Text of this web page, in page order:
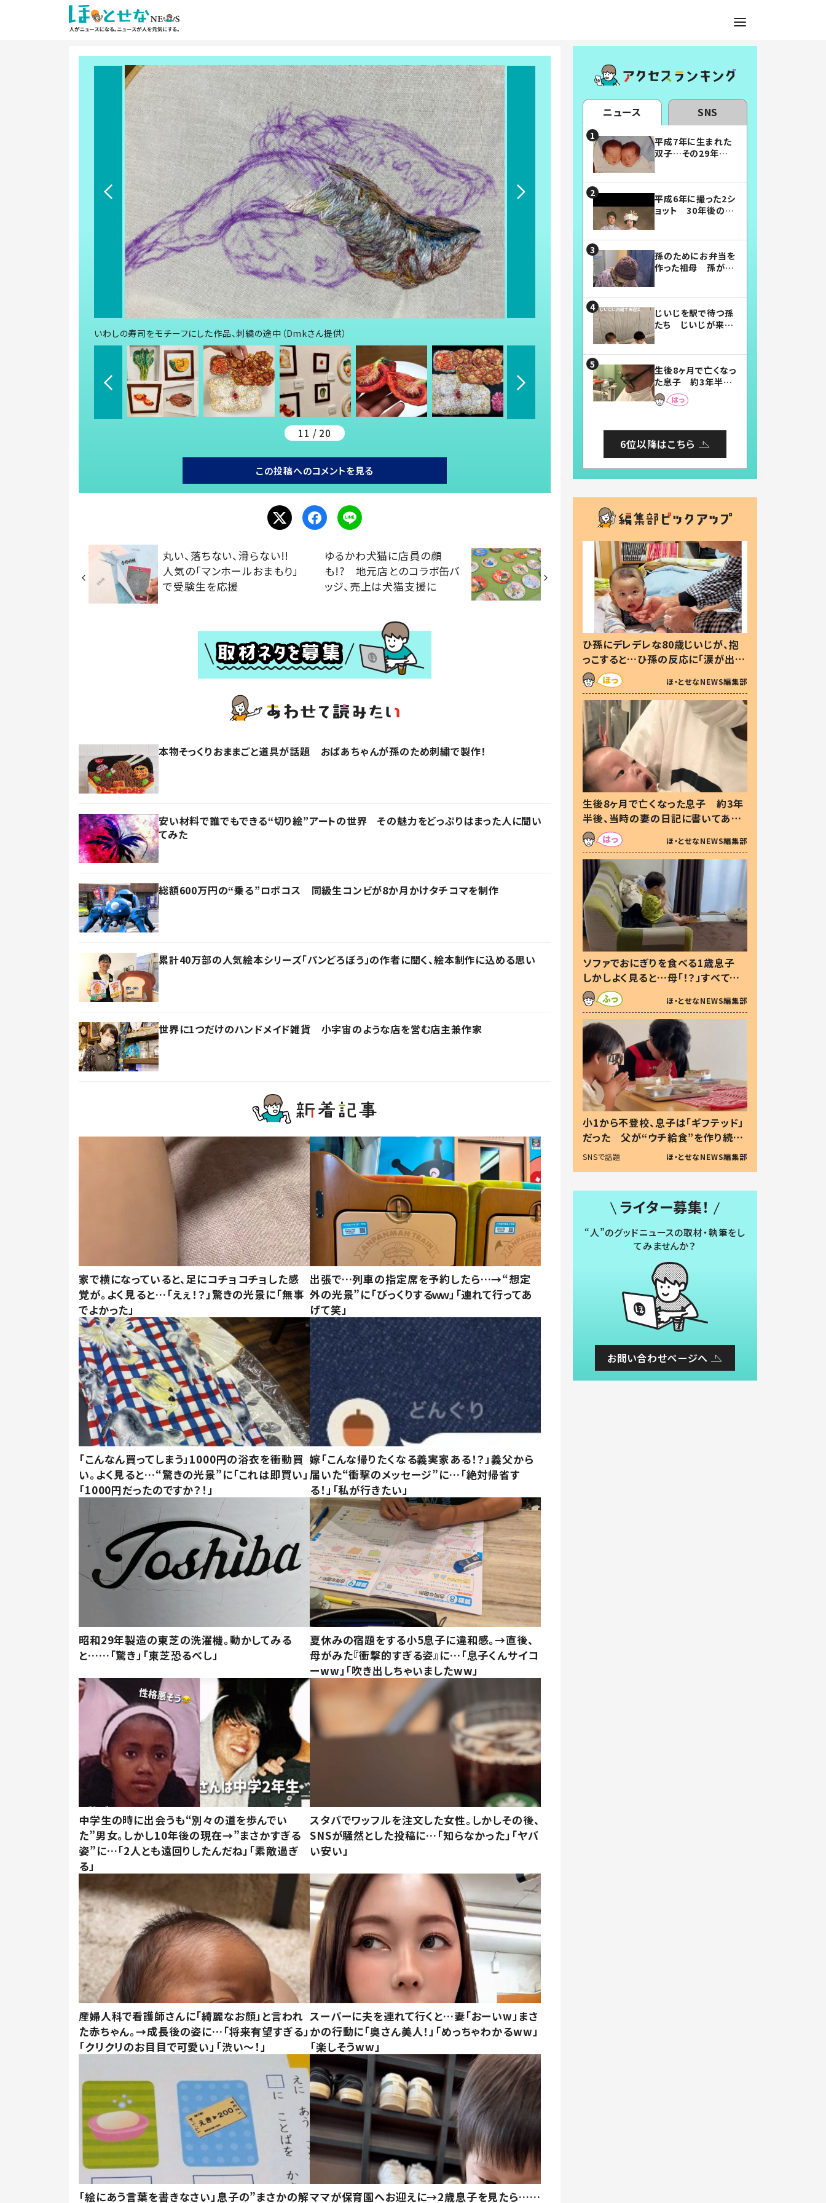
いわしの寿司をモチーフにした作品、刺繍の途中（Dmkさん提供）
11 / 20
この投稿へのコメントを見る
丸い、落ちない、滑らない!!
人気の「マンホールおまもり」
で受験生を応援
ゆるかわ犬猫に店員の顔
も!? 地元店とのコラボ缶バ
ッジ、売上は犬猫支援に
本物そっくりおままごと道具が話題 おばあちゃんが孫のため刺繍で製作！
安い材料で誰でもできる“切り絵”アートの世界 その魅力をどっぷりはまった人に聞い
てみた
総額600万円の“乗る”ロボコス 同級生コンビが8か月かけタチコマを制作
累計40万部の人気絵本シリーズ「パンどろぼう」の作者に聞く、絵本制作に込める思い
世界に1つだけのハンドメイド雑貨 小宇宙のような店を営む店主兼作家
家で横になっていると、足にコチョコチョした感
覚が。よく見ると…「えぇ！？」驚きの光景に「無事
でよかった」
出張で…列車の指定席を予約したら…→“想定
外の光景”に「びっくりするｗｗ」「連れて行ってあ
げて笑」
「こんなん買ってしまう」1000円の浴衣を衝動買
い。よく見ると…“驚きの光景”に「これは即買い」
「1000円だったのですか？！」
嫁「こんな帰りたくなる義実家ある！？」義父から
届いた“衝撃のメッセージ”に…「絶対帰省す
る！」「私が行きたい」
昭和29年製造の東芝の洗濯機。動かしてみる
と……「驚き」「東芝恐るべし」
夏休みの宿題をする小5息子に違和感。→直後、
母がみた『衝撃的すぎる姿』に…「息子くんサイコ
ーww」「吹き出しちゃいましたww」
中学生の時に出会うも“別々の道を歩んでい
た”男女。しかし10年後の現在→”まさかすぎる
姿”に…「2人とも遠回りしたんだね」「素敵過ぎ
る」
スタバでワッフルを注文した女性。しかしその後、
SNSが騒然とした投稿に…「知らなかった」「ヤバ
い安い」
産婦人科で看護師さんに「綺麗なお顔」と言われ
た赤ちゃん。→成長後の姿に…「将来有望すぎる」
「クリクリのお目目で可愛い」「渋い～！」
スーパーに夫を連れて行くと…妻「おーいw」まさ
かの行動に「奥さん美人！」「めっちゃわかるww」
「楽しそうww」
「絵にあう言葉を書きなさい」息子の”まさかの解ママが保育園へお迎えに→2歳息子を見たら……
ニュース SNS
平成7年に生まれた
双子…その29年後
平成6年に撮った2シ
ョット 30年後の姿
孫のためにお弁当を
作った祖母 孫が絶
じいじを駅で待つ孫
たち じいじが来た
まらない」「幸せにな
れる」
生後8ヶ月で亡くなっ
た息子 約3年半
後、当時の妻の日記
に書いてあった本音
6位以降はこちら
ひ孫にデレデレな80歳じいじが、抱
っこすると…ひ孫の反応に「涙が出ま
した」「可愛くて仕方ない」
ほ・とせなNEWS編集部
生後8ヶ月で亡くなった息子 約3年
半後、当時の妻の日記に書いてあっ
た本音とは
ほ・とせなNEWS編集部
ソファでおにぎりを食べる1歳息子
しかしよく見ると…母「！？」すべてを
察した母の投稿に「可愛いから許
す！」「現行犯〜」
ほ・とせなNEWS編集部
小1から不登校、息子は「ギフテッド」
だった 父が“ウチ給食”を作り続け
る理由とは #令和の親 #令和の子
SNSで話題 ほ・とせなNEWS編集部
ライター募集！
“人”のグッドニュースの取材・執筆をし
てみませんか？
お問い合わせページへ